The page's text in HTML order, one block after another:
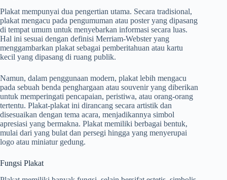
Plakat mempunyai dua pengertian utama. Secara tradisional,
plakat mengacu pada pengumuman atau poster yang dipasang
di tempat umum untuk menyebarkan informasi secara luas.
Hal ini sesuai dengan definisi Merriam-Webster yang
menggambarkan plakat sebagai pemberitahuan atau kartu
kecil yang dipasang di ruang publik.
Namun, dalam penggunaan modern, plakat lebih mengacu
pada sebuah benda penghargaan atau souvenir yang diberikan
untuk memperingati pencapaian, peristiwa, atau orang-orang
tertentu. Plakat-plakat ini dirancang secara artistik dan
disesuaikan dengan tema acara, menjadikannya simbol
apresiasi yang bermakna. Plakat memiliki berbagai bentuk,
mulai dari yang bulat dan persegi hingga yang menyerupai
logo atau miniatur gedung.
Fungsi Plakat